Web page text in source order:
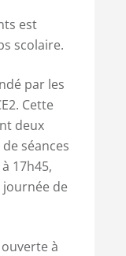
est
scolaire.
par les
Cette
deux
séances
17h45,
journée de
à